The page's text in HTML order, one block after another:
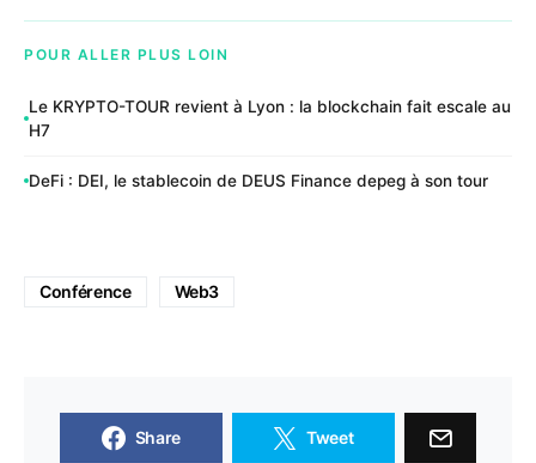
POUR ALLER PLUS LOIN
Le KRYPTO-TOUR revient à Lyon : la blockchain fait escale au
H7
DeFi : DEI, le stablecoin de DEUS Finance depeg à son tour
Conférence Web3
Share Tweet